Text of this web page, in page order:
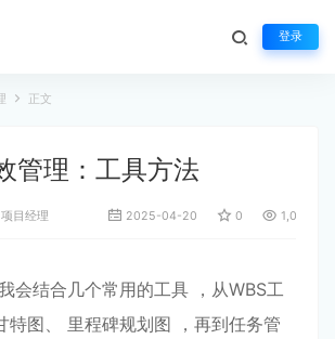
登录
正文
管理：⼯具⽅法
目经理 2025-04-20 0 1,052
会结合⼏个常⽤的⼯具 ，从WBS⼯
特图、 ⾥程碑规划图 ，再到任务管